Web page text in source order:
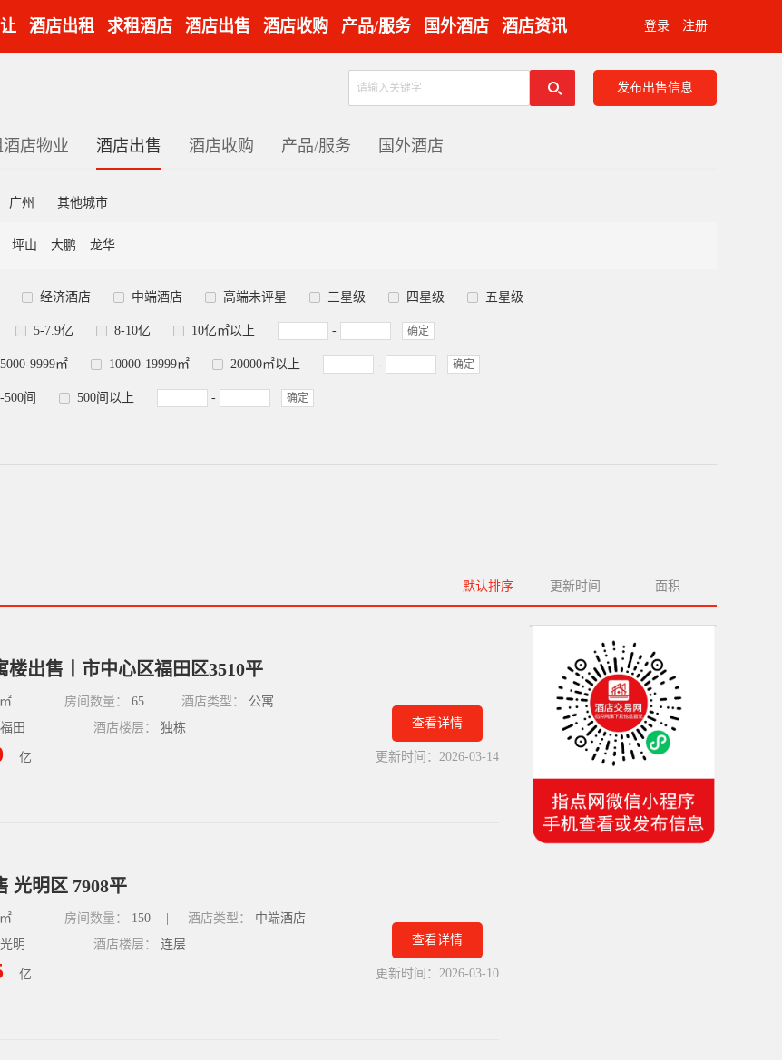
酒店出租 求租酒店 酒店出售 酒店收购 产品/服务 国外酒店 酒店资讯 登录 注册
发布出售信息
酒店物业 酒店出售 酒店收购 产品/服务 国外酒店
广州 其他城市
坪山 大鹏 龙华
经济酒店 中端酒店 高端未评星 三星级 四星级 五星级
5-7.9亿 8-10亿 10亿㎡以上 - 确定
5000-9999㎡ 10000-19999㎡ 20000㎡以上 - 确定
500间 500间以上 - 确定
默认排序 更新时间 面积
楼出售丨市中心区福田区3510平
㎡ 房间数量： 65 酒店类型：
公寓
田 酒店楼层： 独栋
亿
查看详情
更新时间： 2026-03-14
光明区 7908平
㎡ 房间数量： 150 酒店类型：
中端酒店
明 酒店楼层： 连层
亿
查看详情
更新时间： 2026-03-10